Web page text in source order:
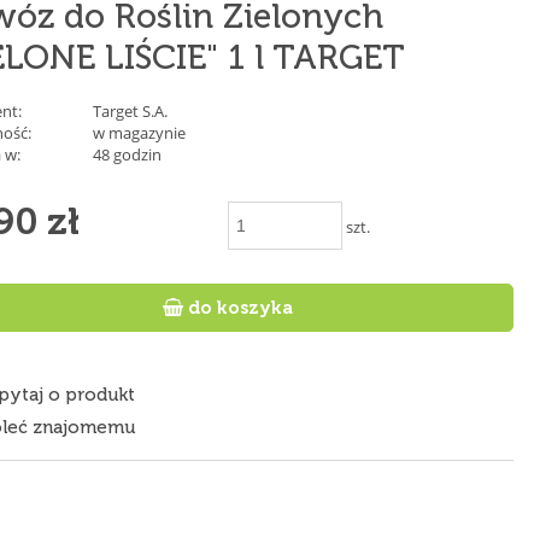
do Roślin Zielonych
LIŚCIE" 1 l TARGET
Target S.A.
w magazynie
w:
48 godzin
zł szt.
 do koszyka
o produkt
znajomemu